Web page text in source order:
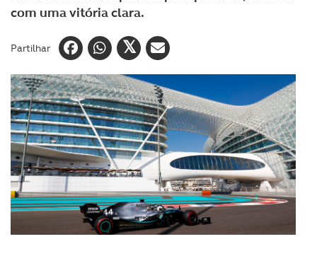
com uma vitória clara.
Partilhar